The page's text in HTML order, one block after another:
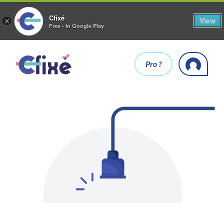
× Cfixé
Free - In Google Play
View
Pro ?